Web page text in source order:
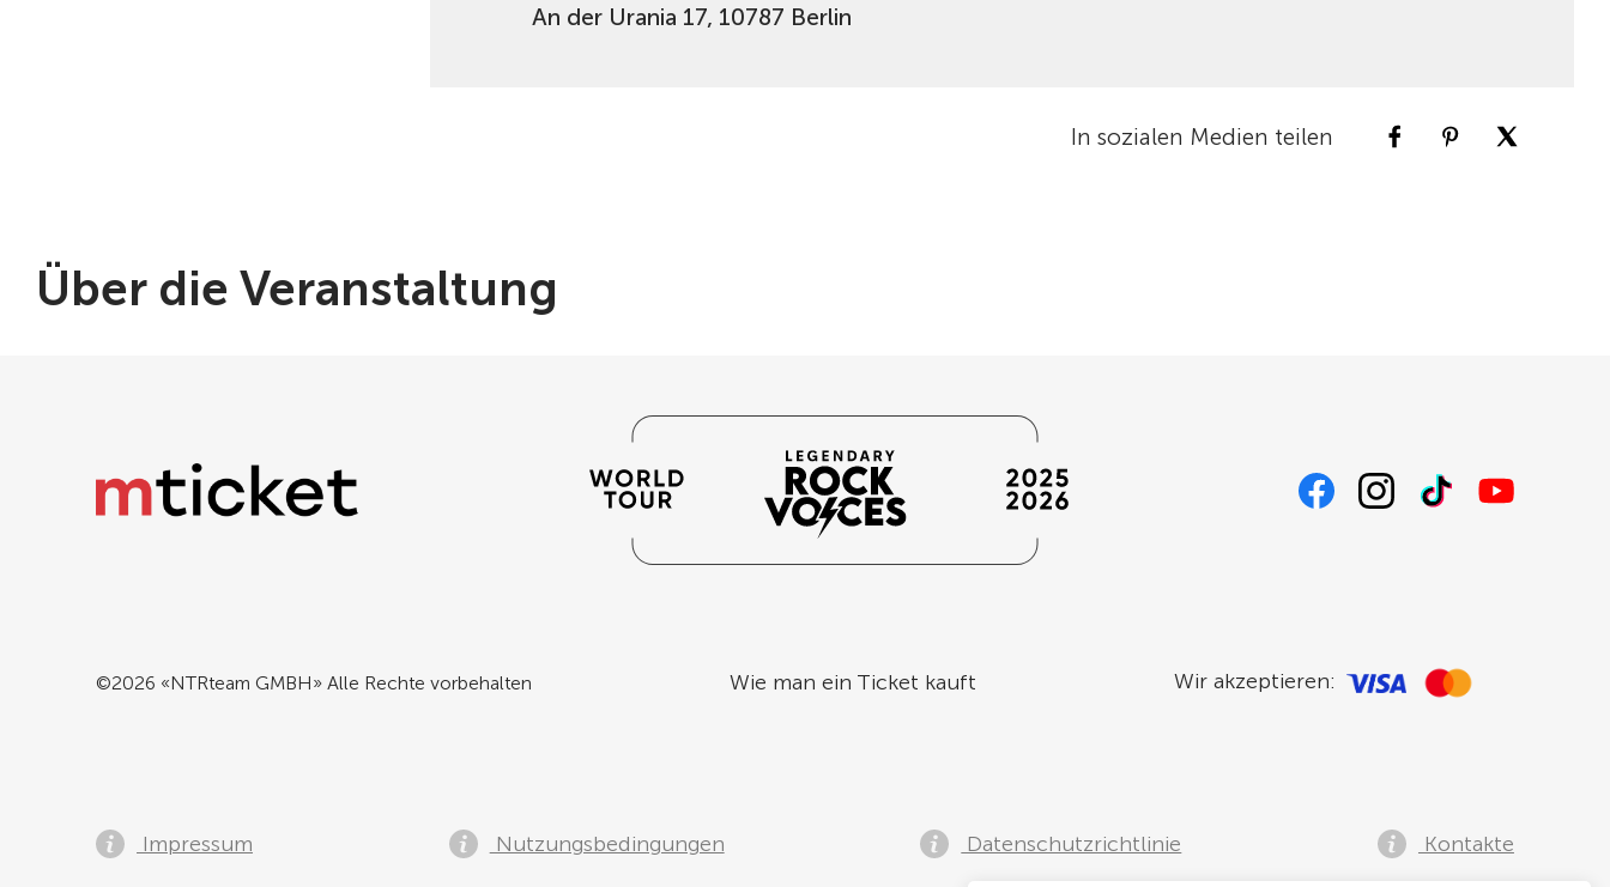
An der Urania 17, 10787 Berlin
In sozialen Medien teilen
Über die Veranstaltung
©2026 «NTRteam GMBH» Alle Rechte vorbehalten Wie man ein Ticket kauft Wir akzeptieren:
Impressum Nutzungsbedingungen Datenschutzrichtlinie Kontakte